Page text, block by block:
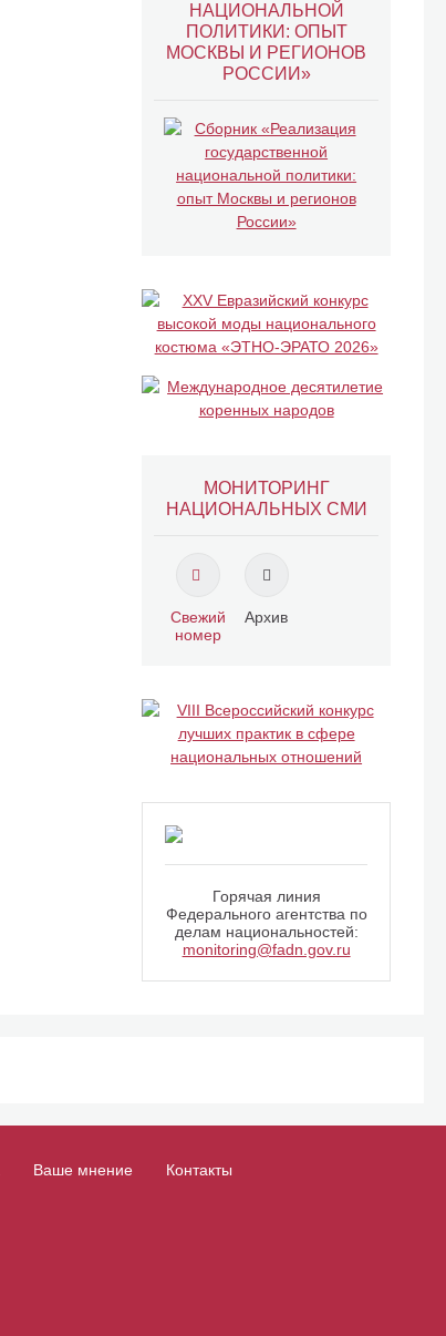
НАЦИОНАЛЬНОЙ
ПОЛИТИКИ: ОПЫТ
МОСКВЫ И РЕГИОНОВ
РОССИИ»
МОНИТОРИНГ
НАЦИОНАЛЬНЫХ СМИ
Свежий
номер
Архив
Горячая линия
Федерального агентства по
делам национальностей:
monitoring@fadn.gov.ru
Ваше мнение Контакты